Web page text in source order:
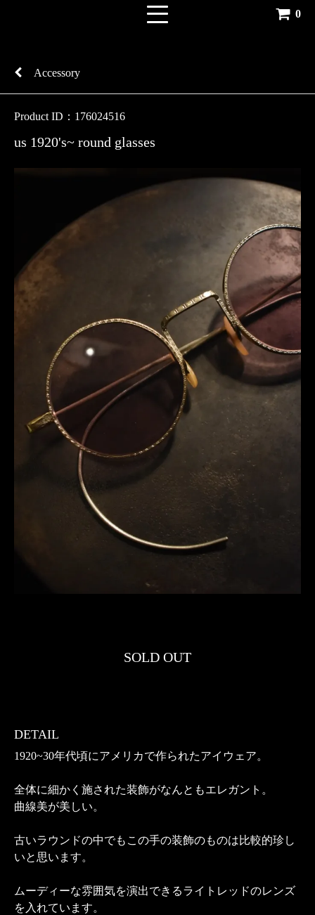
0
Accessory
Product ID：176024516
us 1920's~ round glasses
SOLD OUT
DETAIL
1920~30年代頃にアメリカで作られたアイウェア。
全体に細かく施された装飾がなんともエレガント。
曲線美が美しい。
古いラウンドの中でもこの手の装飾のものは比較的珍し
いと思います。
ムーディーな雰囲気を演出できるライトレッドのレンズ
を入れています。